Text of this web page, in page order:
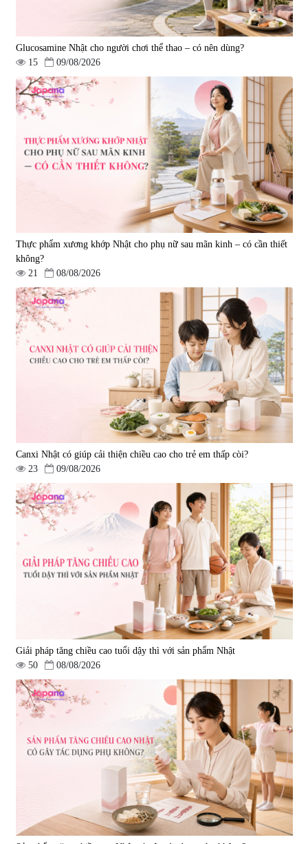
Glucosamine Nhật cho người chơi thể thao – có nên dùng?
15
09/08/2026
Thực phẩm xương khớp Nhật cho phụ nữ sau mãn kinh – có cần thiết
không?
21
08/08/2026
Canxi Nhật có giúp cải thiện chiều cao cho trẻ em thấp còi?
23
09/08/2026
Giải pháp tăng chiều cao tuổi dậy thì với sản phẩm Nhật
50
08/08/2026